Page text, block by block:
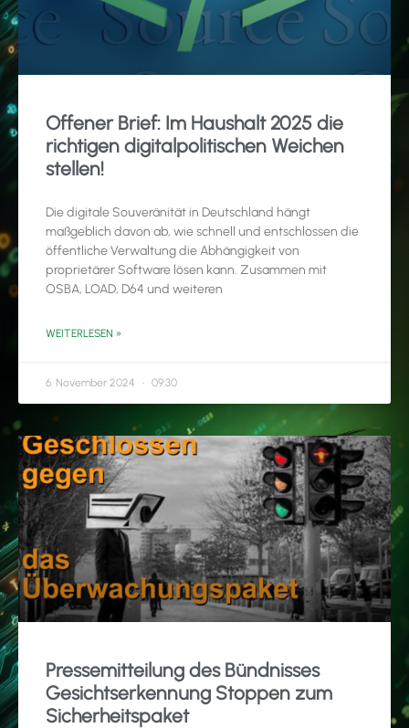
Offener Brief: Im Haushalt 2025 die
richtigen digitalpolitischen Weichen
stellen!
Die digitale Souveränität in Deutschland hängt
maßgeblich davon ab, wie schnell und entschlossen die
öffentliche Verwaltung die Abhängigkeit von
proprietärer Software lösen kann. Zusammen mit
OSBA, LOAD, D64 und weiteren
WEITERLESEN »
6. November 2024 09:30
Pressemitteilung des Bündnisses
Gesichtserkennung Stoppen zum
Sicherheitspaket